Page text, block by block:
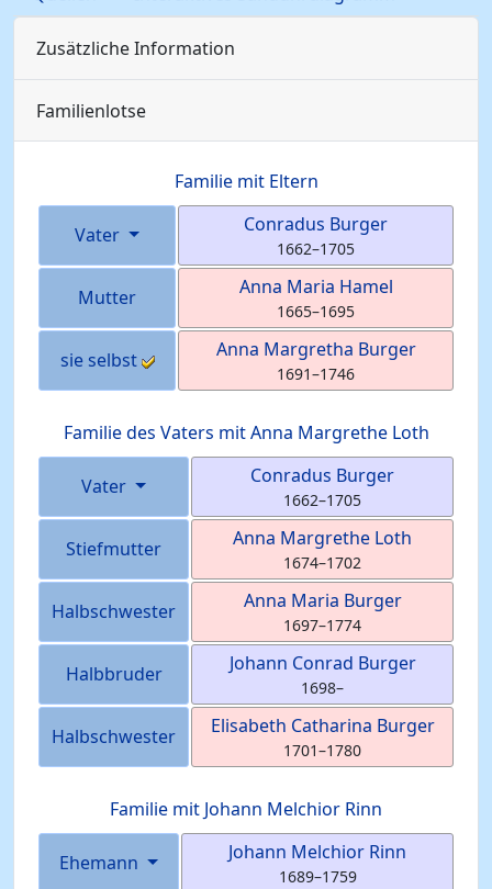
Zusätzliche Information
Familienlotse
Familie mit Eltern
Vater Conradus Burger
1662–1705
Mutter Anna Maria Hamel
1665–1695
sie selbst Anna Margretha Burger
1691–1746
Familie des Vaters mitAnna Margrethe Loth
Vater Conradus Burger
1662–1705
Stiefmutter Anna Margrethe Loth
1674–1702
Halbschwester Anna Maria Burger
1697–1774
Halbbruder Johann Conrad Burger
1698–
Halbschwester Elisabeth Catharina Burger
1701–1780
Familie mit Johann Melchior Rinn
Ehemann Johann Melchior Rinn
1689–1759